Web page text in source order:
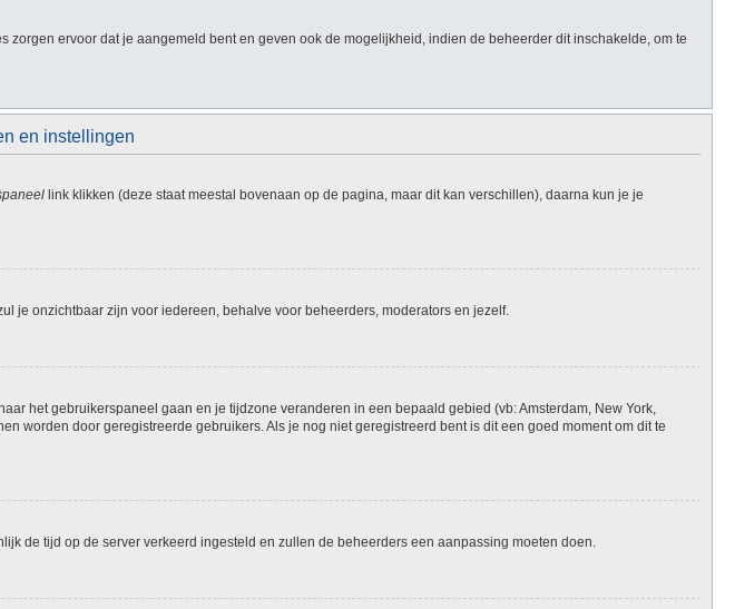
ervoor dat je aangemeld bent en geven ook de mogelijkheid, indien de beheerder dit inschakelde, om te
en instellingen
link klikken (deze staat meestal bovenaan op de pagina, maar dit kan verschillen), daarna kun je je
je onzichtbaar zijn voor iedereen, behalve voor beheerders, moderators en jezelf.
het gebruikerspaneel gaan en je tijdzone veranderen in een bepaald gebied (vb: Amsterdam, New York,
worden door geregistreerde gebruikers. Als je nog niet geregistreerd bent is dit een goed moment om dit te
de tijd op de server verkeerd ingesteld en zullen de beheerders een aanpassing moeten doen.